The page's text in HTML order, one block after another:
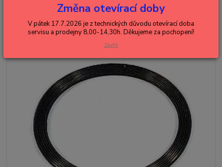
Změna otevírací doby
V pátek 17.7.2026 je z technických důvodu otevírací doba
servisu a prodejny 8,00-14,30h. Děkujeme za pochopení!
Zavřít